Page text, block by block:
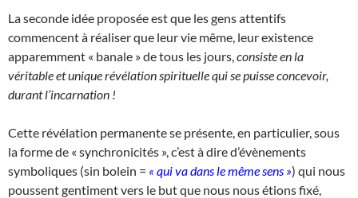
La seconde idée proposée est que les gens attentifs
commencent à réaliser que leur vie même, leur existence
apparemment « banale » de tous les jours, consiste en la
véritable et unique révélation spirituelle qui se puisse concevoir,
durant l’incarnation !
Cette révélation permanente se présente, en particulier, sous
la forme de « synchronicités », c’est à dire d’évènements
symboliques (sin bolein = « qui va dans le même sens ») qui nous
poussent gentiment vers le but que nous nous étions fixé,